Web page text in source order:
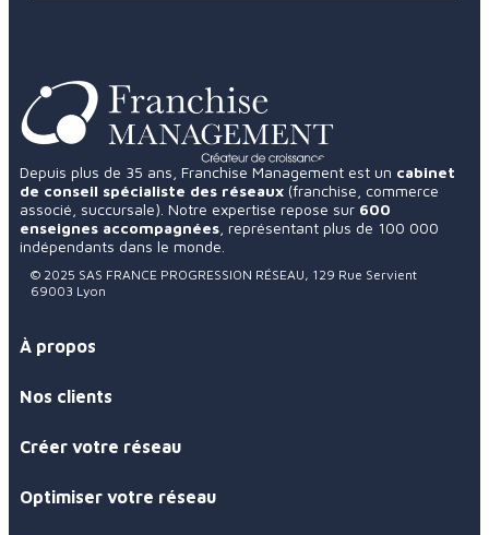
Depuis plus de 35 ans, Franchise Management est un cabinet
de conseil spécialiste des réseaux (franchise, commerce
associé, succursale). Notre expertise repose sur 600
enseignes accompagnées , représentant plus de 100 000
indépendants dans le monde.
© 2025 SAS FRANCE PROGRESSION RÉSEAU, 129 Rue Servient
69003 Lyon
À propos
Nos clients
Créer votre réseau
Optimiser votre réseau